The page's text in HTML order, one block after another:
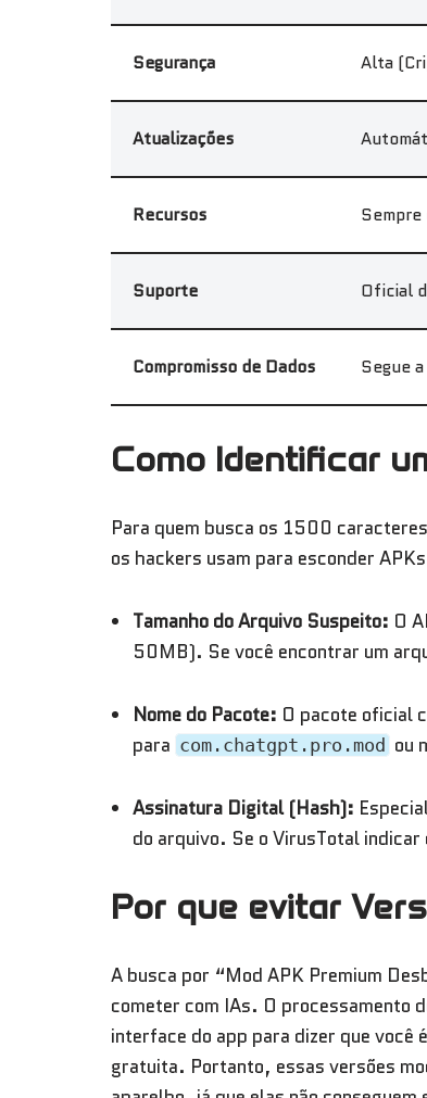
Segurança Alta
Atualizações
Recursos
Suporte Oficial
Compromisso de Dados Segue
Como Identificar
Para quem busca os 1500
os hackers usam para esconder
Tamanho do Arquivo Suspeito: O
50MB). Se você encontrar um
Nome do Pacote: O pacote oficial
para com.chatgpt.pro.mod ou
Assinatura Digital (Hash):
do arquivo. Se o VirusTotal
Por que evitar
A busca por “Mod APK Premium
cometer com IAs. O processamento
interface do app para dizer que você
gratuita. Portanto, essas versões